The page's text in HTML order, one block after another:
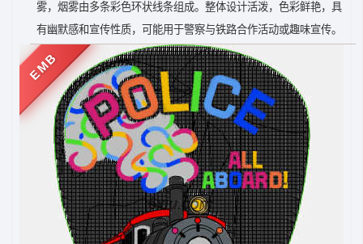
雾，烟雾由多条彩色环状线条组成。整体设计活泼，色彩鲜艳，具
有幽默感和宣传性质，可能用于警察与铁路合作活动或趣味宣传。
EMB